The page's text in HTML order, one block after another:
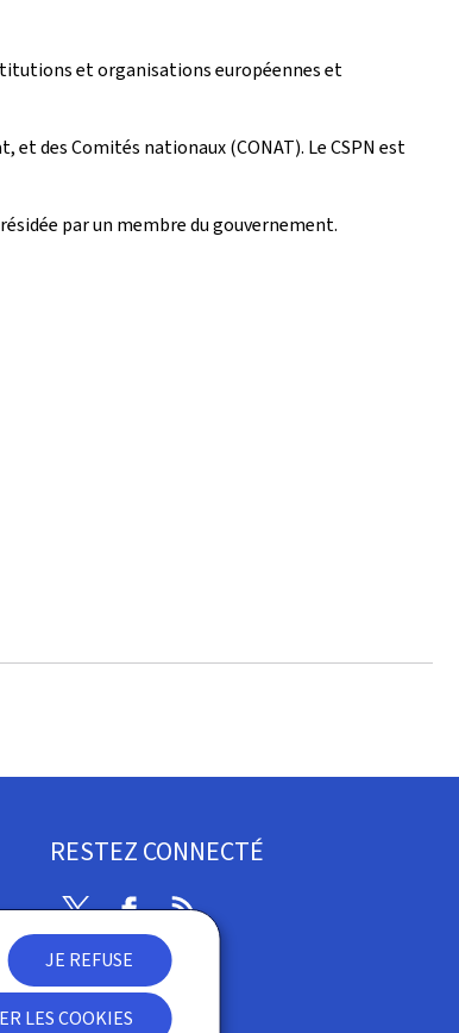
JE REFUSE
LES COOKIES
et organisations européennes et
des Comités nationaux (CONAT). Le CSPN est
par un membre du gouvernement.
RESTEZ CONNECTÉ
TwitterFacebook
RSS
Newsletter